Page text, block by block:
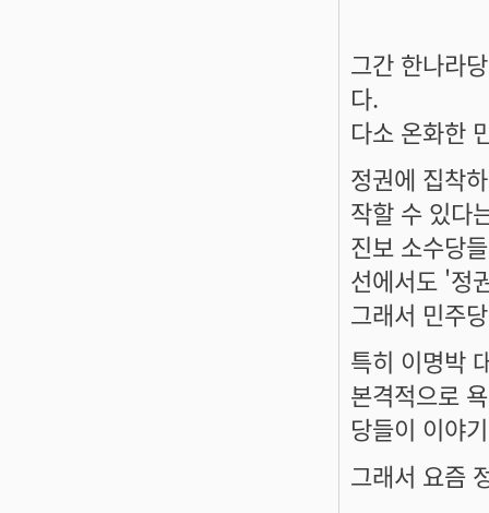
그간 한나라
다.
다소 온화한
정권에 집착
작할 수 있다
진보 소수당
선에서도 '정
그래서 민주
특히 이명박
본격적으로
당들이 이야
그래서 요즘